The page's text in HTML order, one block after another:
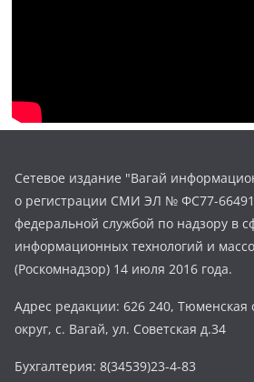
Сетевое издание "Вагай
о регистрации СМИ ЭЛ № ФС77-
федеральной службой по надзору в
информационных технологий и
(Роскомнадзор) 14 июля 2016 года.
Адрес редакции: 626 240, Тюменская
округ, с. Вагай, ул. Советская д.34
Бухгалтерия: 8(34539)23-4-83